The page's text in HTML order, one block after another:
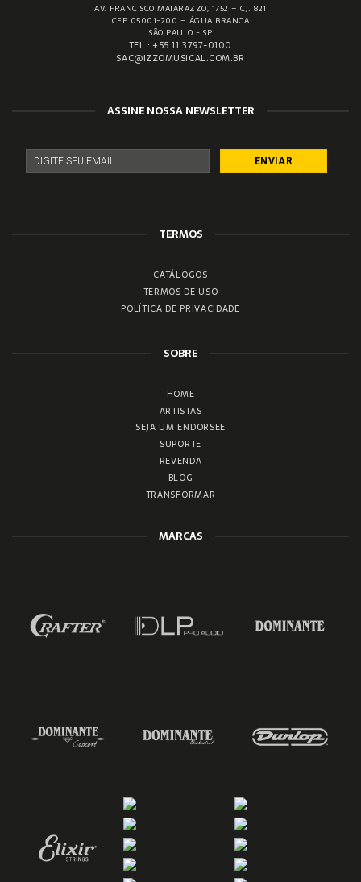
AV. FRANCISCO MATARAZZO, 1752 – CJ. 821
CEP 05001-200 – ÁGUA BRANCA
SÃO PAULO - SP
TEL.: +55 11 3797-0100
SAC@IZZOMUSICAL.COM.BR
ASSINE NOSSA NEWSLETTER
TERMOS
CATÁLOGOS
TERMOS DE USO
POLÍTICA DE PRIVACIDADE
SOBRE
HOME
ARTISTAS
SEJA UM ENDORSEE
SUPORTE
REVENDA
BLOG
TRANSFORMAR
MARCAS